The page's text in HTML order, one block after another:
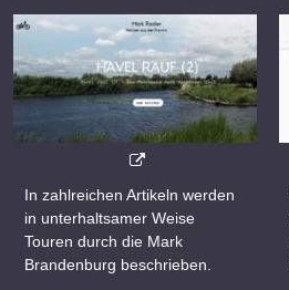
In zahlreichen Artikeln werden
in unterhaltsamer Weise
Touren durch die Mark
Brandenburg beschrieben.